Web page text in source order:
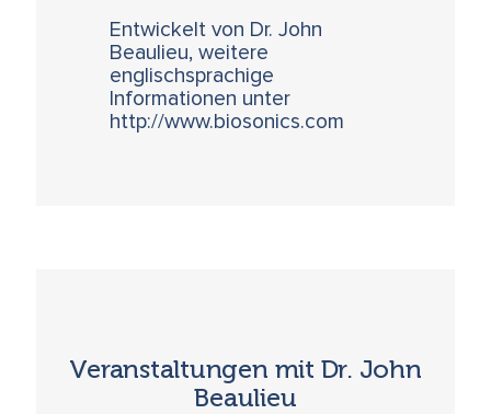
Entwickelt von Dr. John
Beaulieu, weitere
englischsprachige
Informationen unter
http://www.biosonics.com
Veranstaltungen mit Dr. John
Beaulieu